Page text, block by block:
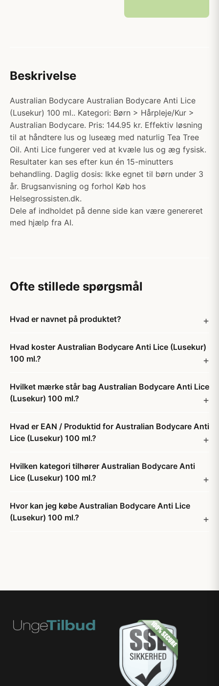
Beskrivelse
Australian Bodycare Australian Bodycare Anti Lice
(Lusekur) 100 ml.. Kategori: Børn > Hårpleje/Kur >
Australian Bodycare. Pris: 144.95 kr. Effektiv løsning
til at håndtere lus og luseæg med naturlig Tea Tree
Oil. Anti Lice fungerer ved at kvæle lus og æg fysisk.
Resultater kan ses efter kun én 15-minutters
behandling. Daglig dosis: Ikke egnet til børn under 3
år. Brugsanvisning og forhol Køb hos
Helsegrossisten.dk.
Dele af indholdet på denne side kan være genereret
med hjælp fra AI.
Ofte stillede spørgsmål
Hvad er navnet på produktet?
Hvad koster Australian Bodycare Anti Lice (Lusekur)
100 ml.?
Hvilket mærke står bag Australian Bodycare Anti Lice
(Lusekur) 100 ml.?
Hvad er EAN / Produktid for Australian Bodycare Anti
Lice (Lusekur) 100 ml.?
Hvilken kategori tilhører Australian Bodycare Anti
Lice (Lusekur) 100 ml.?
Hvor kan jeg købe Australian Bodycare Anti Lice
(Lusekur) 100 ml.?